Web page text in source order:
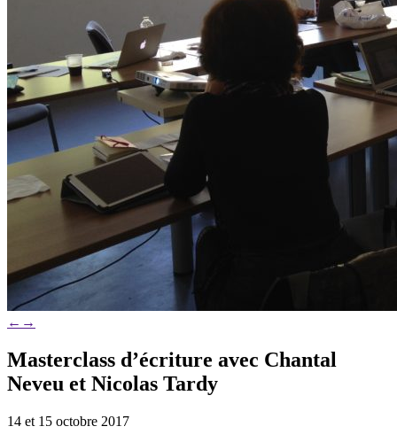
← →
Masterclass d’écriture avec Chantal
Neveu et Nicolas Tardy
14 et 15 octobre 2017